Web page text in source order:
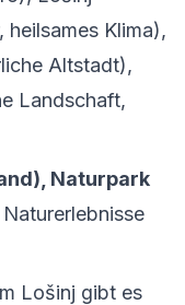
Klima),
Altstadt),
Landschaft,
Naturpark
Lošinj gibt es